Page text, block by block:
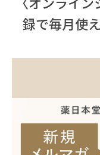
録で毎月使
ヘア・ボディケア
ショッピングガイド